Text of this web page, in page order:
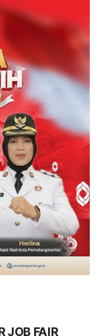
JOB FAIR